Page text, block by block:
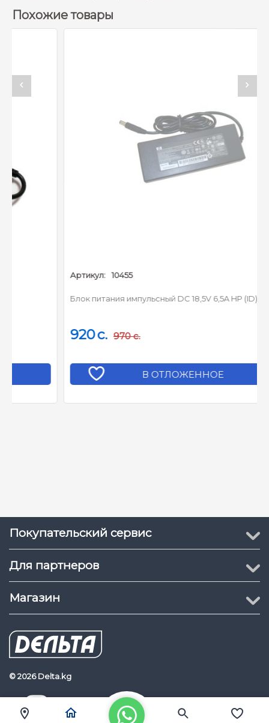
Похожие товары
10455
Блок питания импульсный DC 18,5V 6,5A HP (ID)
970 c.
В ОТЛОЖЕННОЕ
Покупательский сервис
Для партнеров
Магазин
© 2026 Delta.kg
Delta.kg